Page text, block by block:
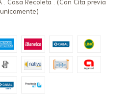
unicamente)